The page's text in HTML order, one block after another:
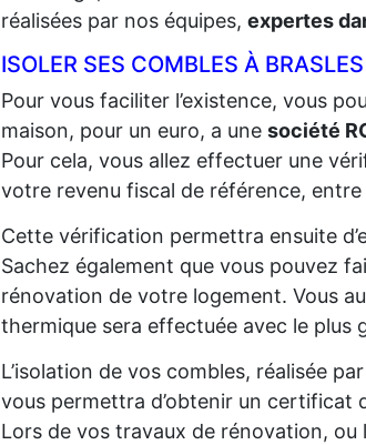
réalisées par nos équipes, expertes
ISOLER SES COMBLES À
Pour vous faciliter l’existence, vous
maison, pour un euro, a une société
Pour cela, vous allez effectuer une
votre revenu fiscal de référence,
Cette vérification permettra ensuite
Sachez également que vous pouvez
rénovation de votre logement. Vous
thermique sera effectuée avec le plus
L’isolation de vos combles, réalisée
vous permettra d’obtenir un certificat
Lors de vos travaux de rénovation,